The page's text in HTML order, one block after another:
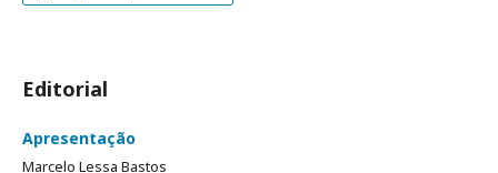
Editorial
Apresentação
Marcelo Lessa Bastos